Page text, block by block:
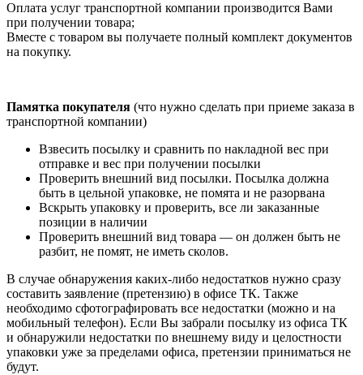
Оплата услуг транспортной компании производится Вами
при получении товара;
Вместе с товаром вы получаете полный комплект документов
на покупку.
Памятка покупателя (что нужно сделать при приеме заказа в
транспортной компании)
Взвесить посылку и сравнить по накладной вес при
отправке и вес при получении посылки
Проверить внешний вид посылки. Посылка должна
быть в цельной упаковке, не помята и не разорвана
Вскрыть упаковку и проверить, все ли заказанные
позиции в наличии
Проверить внешний вид товара — он должен быть не
разбит, не помят, не иметь сколов.
В случае обнаружения каких-либо недостатков нужно сразу
составить заявление (претензию) в офисе ТК. Также
необходимо сфотографировать все недостатки (можно и на
мобильный телефон). Если Вы забрали посылку из офиса ТК
и обнаружили недостатки по внешнему виду и целостности
упаковки уже за пределами офиса, претензии приниматься не
будут.